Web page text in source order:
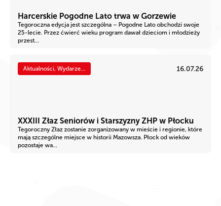
Harcerskie Pogodne Lato trwa w Gorzewie
Tegoroczna edycja jest szczególna – Pogodne Lato obchodzi swoje
25-lecie. Przez ćwierć wieku program dawał dzieciom i młodzieży
przest...
Aktualności, Wydarze... 16.07.26
XXXIII Złaz Seniorów i Starszyzny ZHP w Płocku
Tegoroczny Złaz zostanie zorganizowany w mieście i regionie, które
mają szczególne miejsce w historii Mazowsza. Płock od wieków
pozostaje wa...